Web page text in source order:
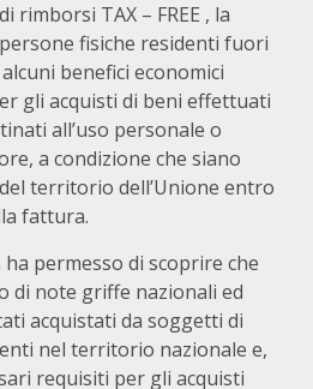
rimborsi TAX – FREE , la
fisiche residenti fuori
benefici economici
gli acquisti di beni effettuati
all’uso personale o
a condizione che siano
territorio dell’Unione entro
fattura.
permesso di scoprire che
di note griffe nazionali ed
acquistati da soggetti di
nel territorio nazionale e,
requisiti per gli acquisti